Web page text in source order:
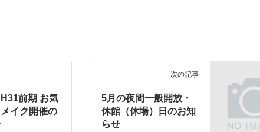
H31前期 お気
イク開催の
次の記事
5月の夜間一般開放・
休館（休場）日のお知
らせ